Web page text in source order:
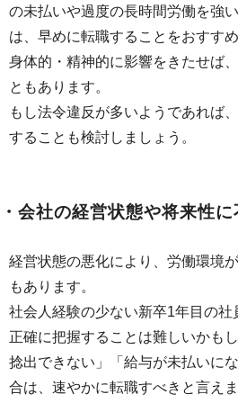
の未払いや過度の長時間労働を強
は、早めに転職することをおすすめ
身体的・精神的に影響をきたせば
ともあります。
もし法令違反が多いようであれば
することも検討しましょう。
・会社の経営状態や将来性
経営状態の悪化により、労働環境
もあります。
社会人経験の少ない新卒1年目の
正確に把握することは難しいかも
捻出できない」「給与が未払いに
合は、速やかに転職すべきと言えま